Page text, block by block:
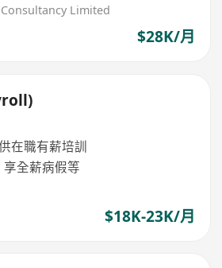
Limited
$28K/月
在職有薪培訓
全薪病假等
$18K-23K/月